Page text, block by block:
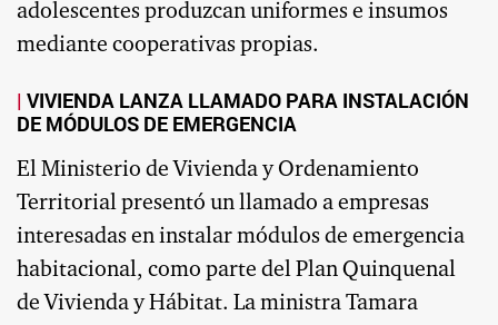
adolescentes produzcan uniformes e insumos
mediante cooperativas propias.
VIVIENDA LANZA LLAMADO PARA INSTALACIÓN
DE MÓDULOS DE EMERGENCIA
El Ministerio de Vivienda y Ordenamiento
Territorial presentó un llamado a empresas
interesadas en instalar módulos de emergencia
habitacional, como parte del Plan Quinquenal
de Vivienda y Hábitat. La ministra Tamara